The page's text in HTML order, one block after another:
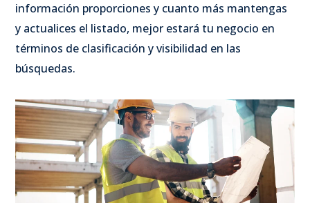
información proporciones y cuanto más mantengas
y actualices el listado, mejor estará tu negocio en
términos de clasificación y visibilidad en las
búsquedas.